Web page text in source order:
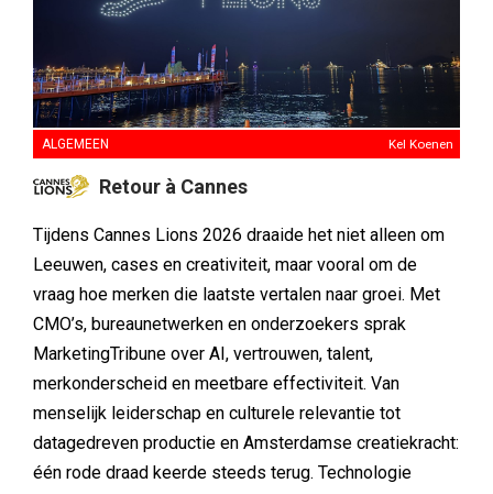
ALGEMEEN Kel Koenen
Retour à Cannes
Tijdens Cannes Lions 2026 draaide het niet alleen om
Leeuwen, cases en creativiteit, maar vooral om de
vraag hoe merken die laatste vertalen naar groei. Met
CMO’s, bureaunetwerken en onderzoekers sprak
MarketingTribune over AI, vertrouwen, talent,
merkonderscheid en meetbare effectiviteit. Van
menselijk leiderschap en culturele relevantie tot
datagedreven productie en Amsterdamse creatiekracht:
één rode draad keerde steeds terug. Technologie